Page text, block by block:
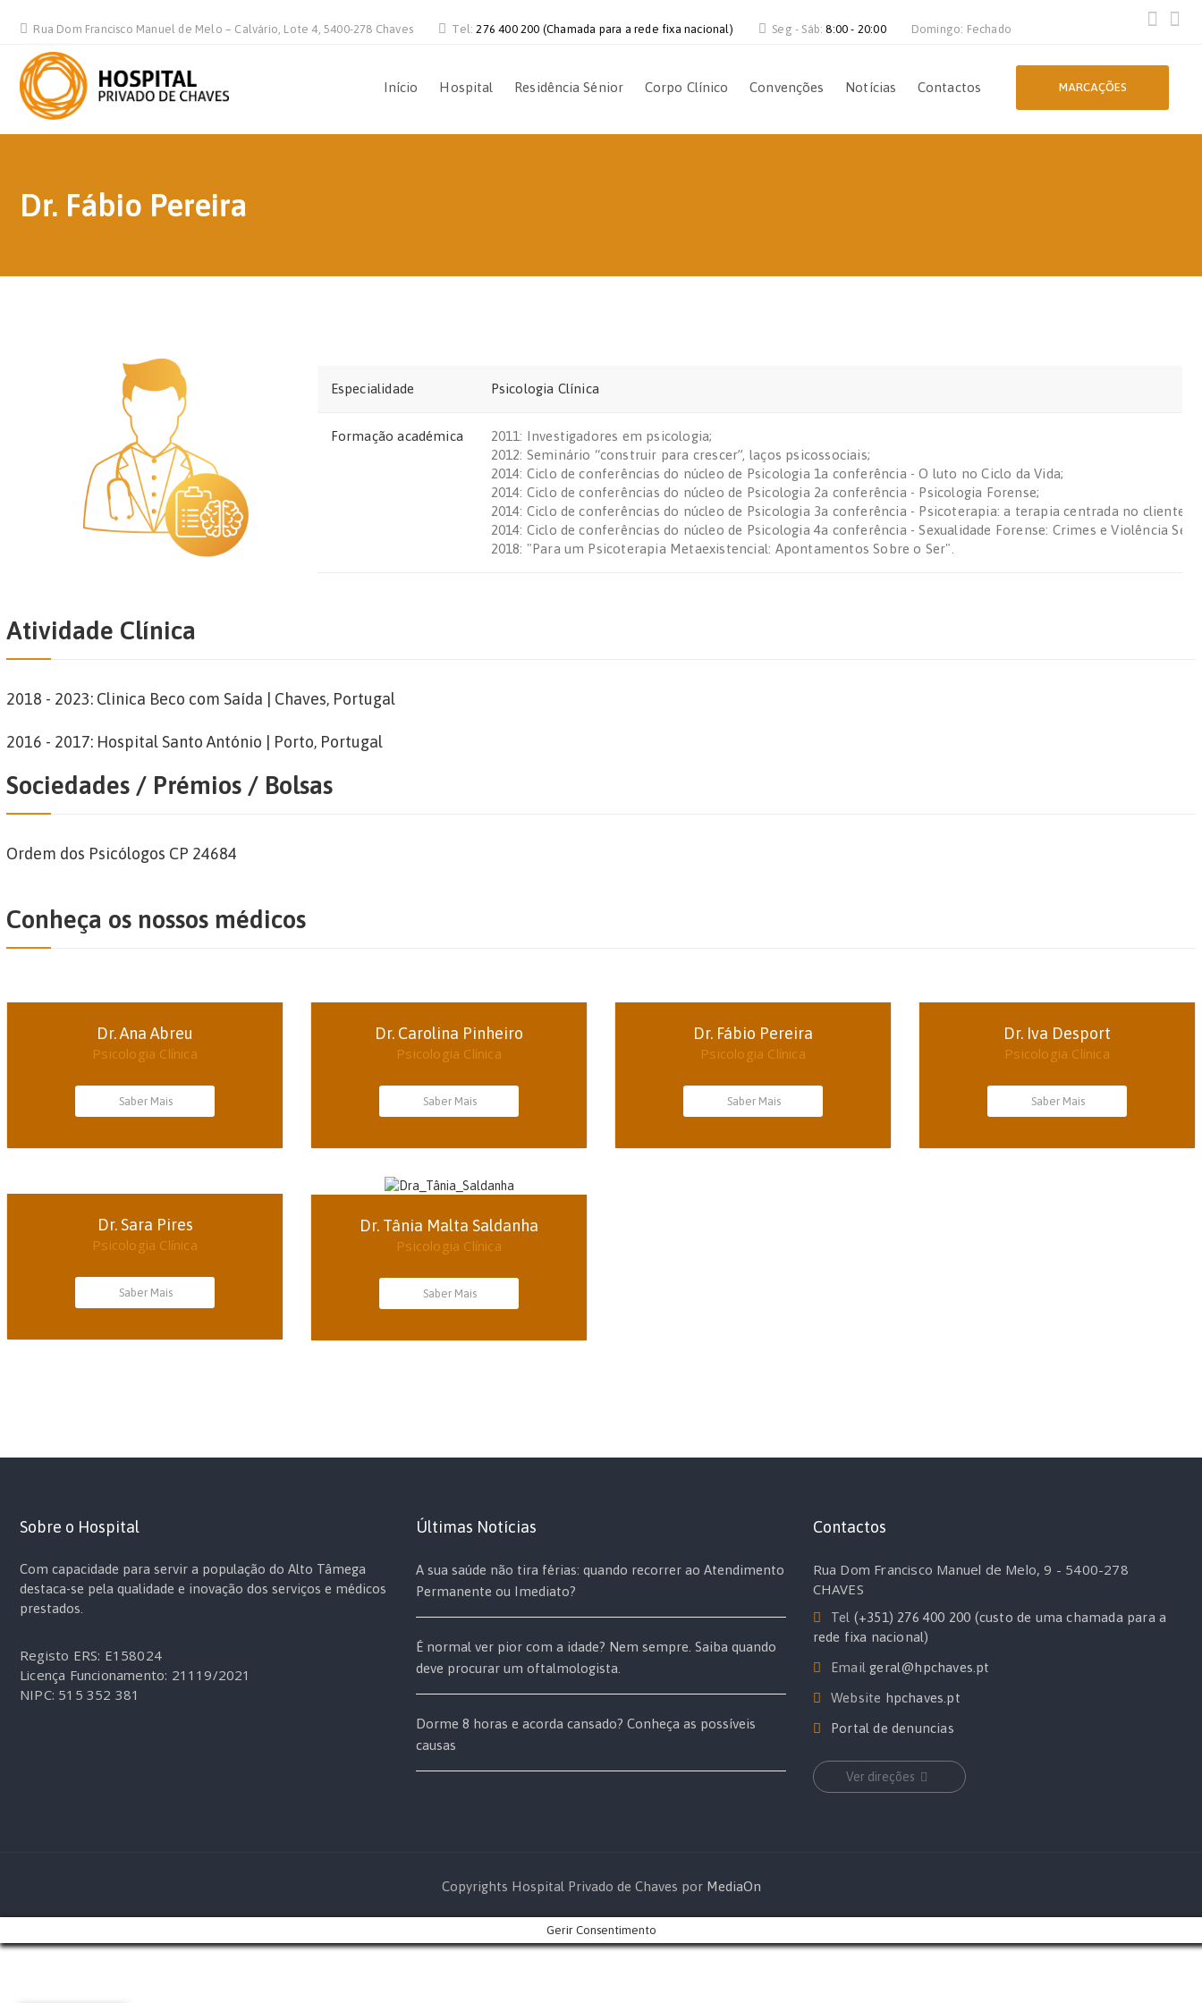
Rua Dom Francisco Manuel de Melo – Calvário, Lote 4, 5400-278 Chaves Tel:276 400 200 (Chamada para a rede fixa nacional) Seg - Sáb:8:00 - 20:00 Domingo: Fechado
Início Hospital Residência Sénior Corpo Clínico Convenções Notícias Contactos MARCAÇÕES
Dr. Fábio Pereira
Especialidade Psicologia Clínica
Formação académica
2011: Investigadores em psicologia;
2012: Seminário “construir para crescer”, laços psicossociais;
2014: Ciclo de conferências do núcleo de Psicologia 1a conferência - O luto no Ciclo da Vida;
2014: Ciclo de conferências do núcleo de Psicologia 2a conferência - Psicologia Forense;
2014: Ciclo de conferências do núcleo de Psicologia 3a conferência - Psicoterapia: a terapia centrada no cliente;
2014: Ciclo de conferências do núcleo de Psicologia 4a conferência - Sexualidade Forense: Crimes e Violência
2018: "Para um Psicoterapia Metaexistencial: Apontamentos Sobre o Ser".
Atividade Clínica
2018 - 2023: Clinica Beco com Saída | Chaves, Portugal
2016 - 2017: Hospital Santo António | Porto, Portugal
Sociedades / Prémios / Bolsas
Ordem dos Psicólogos CP 24684
Conheça os nossos médicos
Dr. Ana Abreu
Psicologia Clínica
Saber Mais
Dr. Carolina Pinheiro
Psicologia Clínica
Saber Mais
Dr. Fábio Pereira
Psicologia Clínica
Saber Mais
Dr. Iva Desport
Psicologia Clínica
Saber Mais
Dr. Sara Pires
Psicologia Clínica
Saber Mais
Dr. Tânia Malta Saldanha
Psicologia Clínica
Saber Mais
Sobre o Hospital
Com capacidade para servir a população do Alto Tâmega
destaca-se pela qualidade e inovação dos serviços e médicos
prestados.
Registo ERS: E158024
Licença Funcionamento: 21119/2021
NIPC: 515 352 381
Últimas Notícias
A sua saúde não tira férias: quando recorrer ao Atendimento
Permanente ou Imediato?
É normal ver pior com a idade? Nem sempre. Saiba quando
deve procurar um oftalmologista.
Dorme 8 horas e acorda cansado? Conheça as possíveis
causas
Contactos
Rua Dom Francisco Manuel de Melo, 9 - 5400-278
CHAVES
Tel (+351) 276 400 200 (custo de uma chamada para a
rede fixa nacional)
Emailgeral@hpchaves.pt
Website hpchaves.pt
Portal de denuncias
Ver direções
Copyrights Hospital Privado de Chaves por MediaOn
Gerir Consentimento